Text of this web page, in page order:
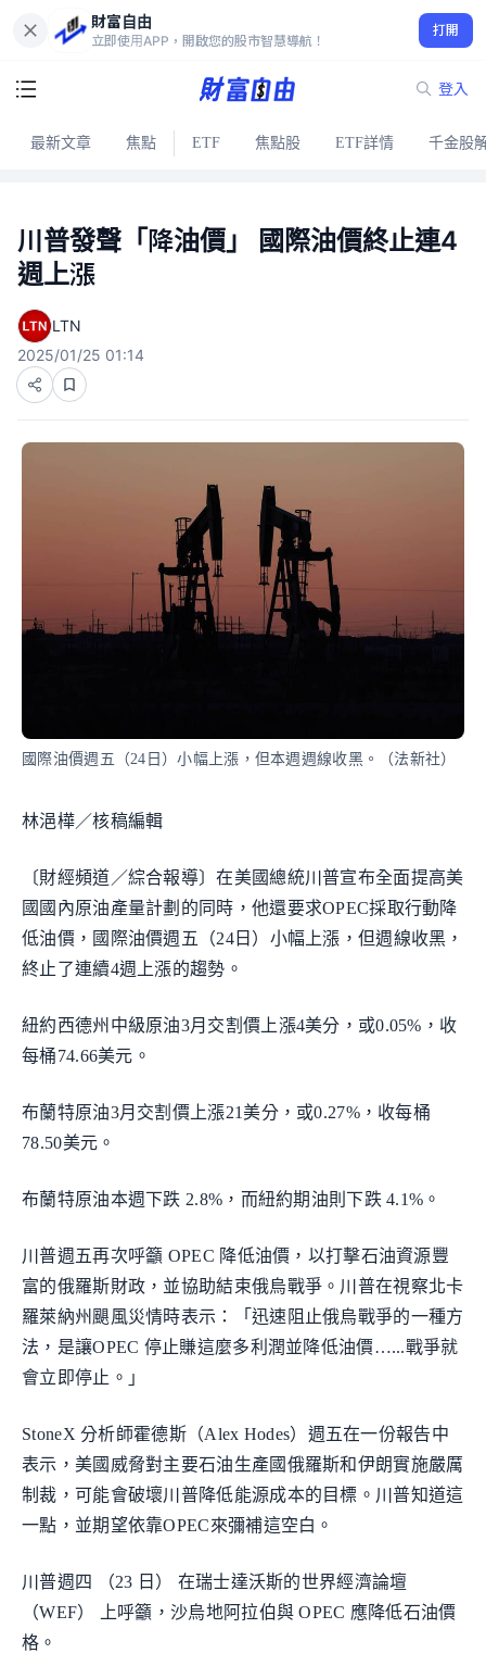
財富自由
立即使用APP，開啟您的股市智慧導航！
打開
登入
最新文章 焦點 ETF 焦點股 ETF詳情 千金股
川普發聲「降油價」 國際油價終止連4
週上漲
LTN
2025/01/25 01:14
國際油價週五（24日）小幅上漲，但本週週線收黑。（法新社）
林浥樺／核稿編輯
〔財經頻道／綜合報導〕在美國總統川普宣布全面提高美
國國內原油產量計劃的同時，他還要求OPEC採取行動降
低油價，國際油價週五（24日）小幅上漲，但週線收黑，
終止了連續4週上漲的趨勢。
紐約西德州中級原油3月交割價上漲4美分，或0.05%，收
每桶74.66美元。
布蘭特原油3月交割價上漲21美分，或0.27%，收每桶
78.50美元。
布蘭特原油本週下跌 2.8%，而紐約期油則下跌 4.1%。
川普週五再次呼籲 OPEC 降低油價，以打擊石油資源豐
富的俄羅斯財政，並協助結束俄烏戰爭。川普在視察北卡
羅萊納州颶風災情時表示：「迅速阻止俄烏戰爭的一種方
法，是讓OPEC 停止賺這麼多利潤並降低油價…...戰爭就
會立即停止。」
StoneX 分析師霍德斯（Alex Hodes）週五在一份報告中
表示，美國威脅對主要石油生產國俄羅斯和伊朗實施嚴厲
制裁，可能會破壞川普降低能源成本的目標。川普知道這
一點，並期望依靠OPEC來彌補這空白。
川普週四 （23 日） 在瑞士達沃斯的世界經濟論壇
（WEF） 上呼籲，沙烏地阿拉伯與 OPEC 應降低石油價
格。